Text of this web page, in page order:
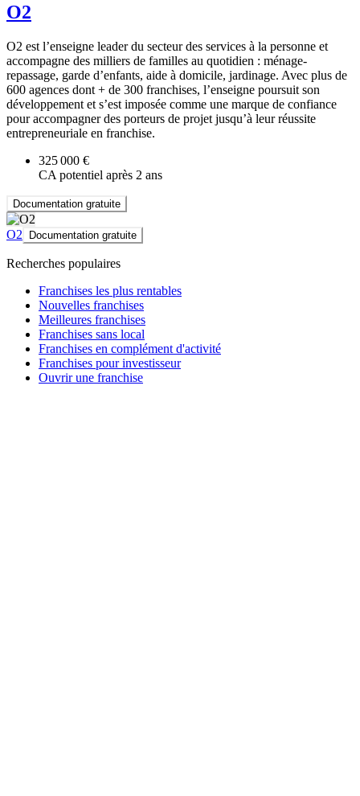
O2
O2 est l’enseigne leader du secteur des services à la personne et
accompagne des milliers de familles au quotidien : ménage-
repassage, garde d’enfants, aide à domicile, jardinage. Avec plus de
600 agences dont + de 300 franchises, l’enseigne poursuit son
développement et s’est imposée comme une marque de confiance
pour accompagner des porteurs de projet jusqu’à leur réussite
entrepreneuriale en franchise.
325 000 €
CA potentiel après 2 ans
Documentation gratuite
O2 Documentation gratuite
Recherches populaires
Franchises les plus rentables
Nouvelles franchises
Meilleures franchises
Franchises sans local
Franchises en complément d'activité
Franchises pour investisseur
Ouvrir une franchise